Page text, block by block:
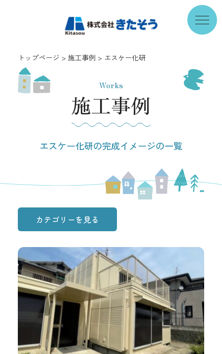
トップページ 施工事例 エスケー化研
Works
施工事例
エスケー化研の完成イメージの一覧
カテゴリーを見る